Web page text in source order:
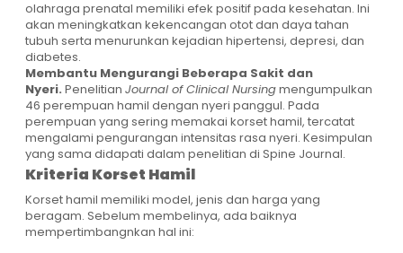
olahraga prenatal memiliki efek positif pada kesehatan. Ini
akan meningkatkan kekencangan otot dan daya tahan
tubuh serta menurunkan kejadian hipertensi, depresi, dan
diabetes.
Membantu Mengurangi Beberapa Sakit dan
Nyeri. Penelitian Journal of Clinical Nursingmengumpulkan
46 perempuan hamil dengan nyeri panggul. Pada
perempuan yang sering memakai korset hamil, tercatat
mengalami pengurangan intensitas rasa nyeri. Kesimpulan
yang sama didapati dalam penelitian di Spine Journal.
Kriteria Korset Hamil
Korset hamil memiliki model, jenis dan harga yang
beragam. Sebelum membelinya, ada baiknya
mempertimbangnkan hal ini: